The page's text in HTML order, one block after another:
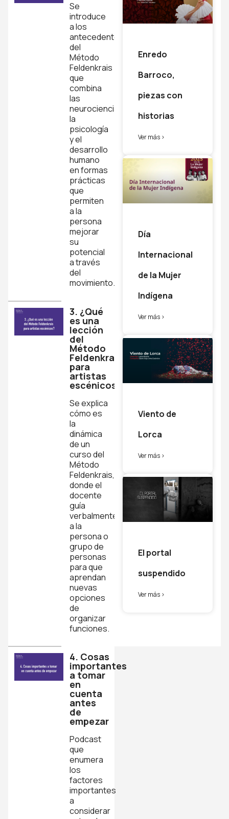
Se
introduce
a los
antecedentes
del
Método
Feldenkrais
que
combina
las
neurociencias,
la
psicología
y el
desarrollo
humano
en formas
prácticas
que
permiten
a la
persona
mejorar
su
potencial
a través
del
movimiento.
3. ¿Qué
es una
lección
del
Método
Feldenkrais
para
artistas
escénicos?
Se explica
cómo es
la
dinámica
de un
curso del
Método
Feldenkrais,
donde el
docente
guía
verbalmente
a la
persona o
grupo de
personas
para que
aprendan
nuevas
opciones
de
organizar
funciones.
4. Cosas
importantes
a tomar
en
cuenta
antes
de
empezar
Podcast
que
enumera
los
factores
importantes
a
considerar
Enredo
Barroco,
piezas con
historias
Ver más >
Día
Internacional
de la Mujer
Indígena
Ver más >
Viento de
Lorca
Ver más >
El portal
suspendido
Ver más >